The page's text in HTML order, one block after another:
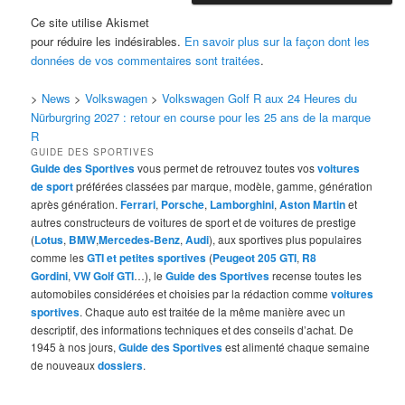
Ce site utilise Akismet
pour réduire les indésirables. En savoir plus sur la façon dont les
données de vos commentaires sont traitées.
> News >Volkswagen >Volkswagen Golf R aux 24 Heures du
Nürburgring 2027 : retour en course pour les 25 ans de la marque
R
GUIDE DES SPORTIVES
Guide des Sportivesvous permet de retrouvez toutes vosvoitures
de sportpréférées classées par marque, modèle, gamme, génération
après génération.Ferrari, Porsche, Lamborghini,Aston Martinet
autres constructeurs de voitures de sport et de voitures de prestige
(Lotus, BMW,Mercedes-Benz,Audi), aux sportives plus populaires
comme lesGTI et petites sportives (Peugeot 205 GTI, R8
Gordini,VW Golf GTI…), leGuide des Sportivesrecense toutes les
automobiles considérées et choisies par la rédaction commevoitures
sportives. Chaque auto est traitée de la même manière avec un
descriptif, des informations techniques et des conseils d’achat. De
1945 à nos jours,Guide des Sportivesest alimenté chaque semaine
de nouveauxdossiers.